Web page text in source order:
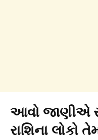
આવો જાણીએ
રાશિના લોકો